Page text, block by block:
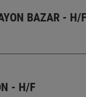
BAZAR - H/F
- H/F